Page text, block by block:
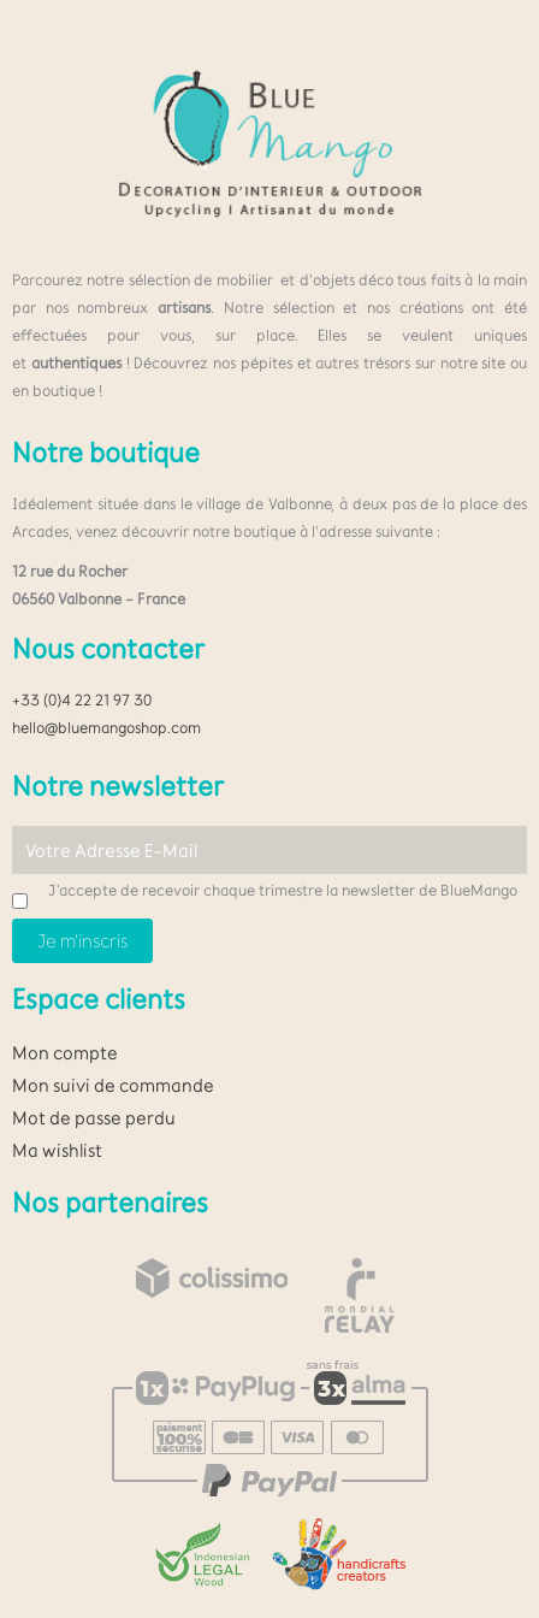
Parcourez notre sélection de mobilier et d’objets déco tous faits à la main
par nos nombreuxartisans. Notre sélection et nos créations ont été
effectuées pour vous, sur place. Elles se veulent uniques
et authentiques! Découvrez nos pépites et autres trésors sur notre site ou
en boutique !
Notre boutique
Idéalement située dans le village de Valbonne, à deux pas de la place des
Arcades, venez découvrir notre boutique à l’adresse suivante :
12 rue du Rocher
06560 Valbonne – France
Nous contacter
+33 (0)4 22 21 97 30
hello@bluemangoshop.com
Notre newsletter
J'accepte de recevoir chaque trimestre la newsletter de BlueMango
Espace clients
Mon compte
Mon suivi de commande
Mot de passe perdu
Ma wishlist
Nos partenaires